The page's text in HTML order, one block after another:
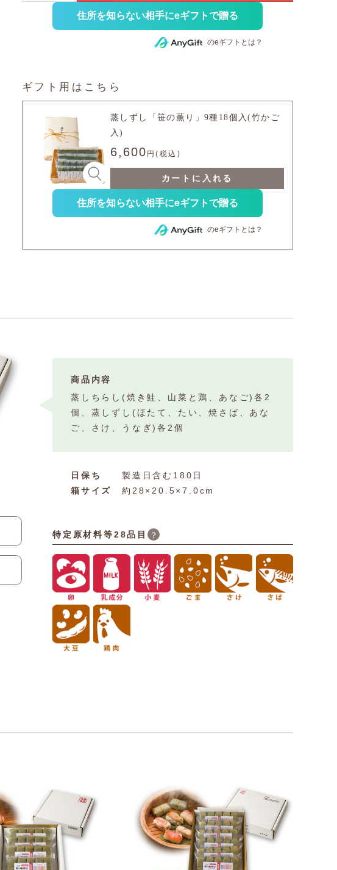
住所を知らない相手にeギフトで贈る
のeギフトとは？
ギフト用はこちら
蒸しずし「笹の薫り」9種18個入(竹かご
入)
6,600 円(税込)
カートに入れる
住所を知らない相手にeギフトで贈る
のeギフトとは？
商品内容
蒸しちらし(焼き鮭、山菜と鶏、あなご)各2
個、蒸しずし(ほたて、たい、焼さば、あな
ご、さけ、うなぎ)各2個
日保ち
製造日含む180日
箱サイズ
約28×20.5×7.0cm
特定原材料等28品目 ？